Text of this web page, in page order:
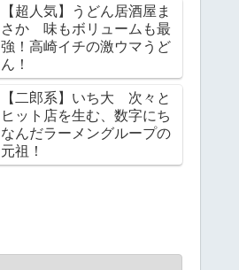
【超人気】うどん居酒屋ま
さか 味もボリュームも最
強！高崎イチの激ウマうど
ん！
【二郎系】いち大 次々と
ヒット店を生む、数字にち
なんだラーメングループの
元祖！